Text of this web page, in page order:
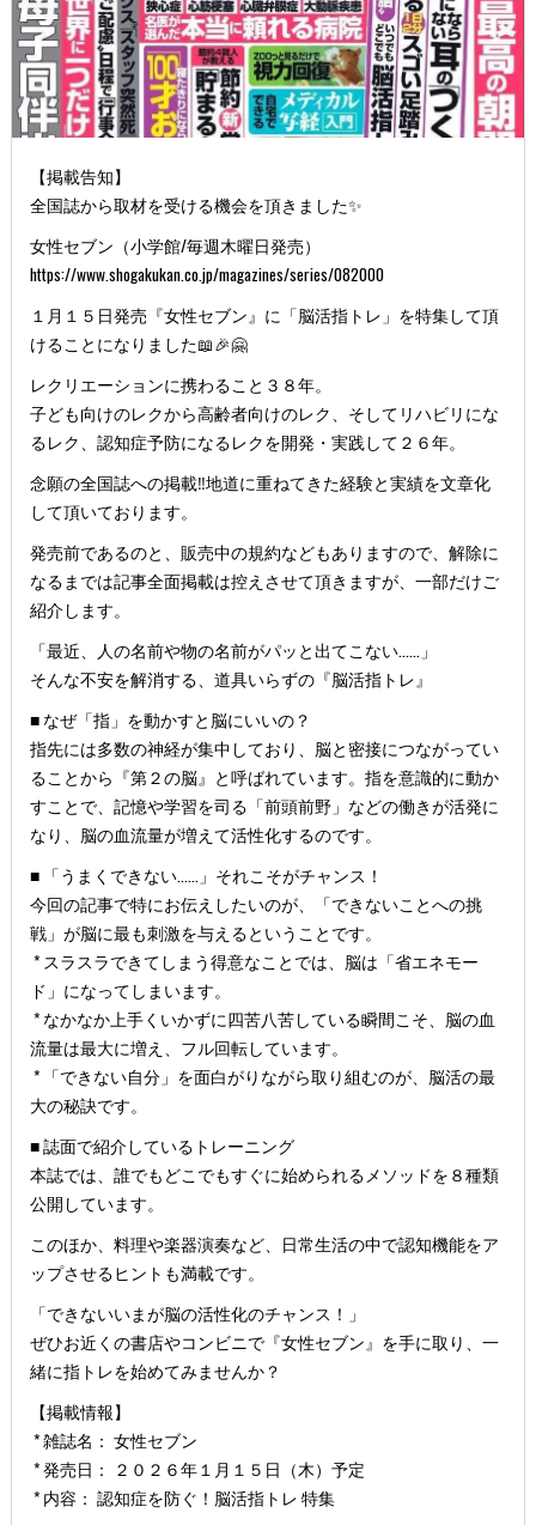
【掲載告知】
全国誌から取材を受ける機会を頂きました✨
女性セブン（小学館/毎週木曜日発売）
https://www.shogakukan.co.jp/magazines/series/082000
１月１５日発売『女性セブン』に「脳活指トレ」を特集して頂
けることになりました📖🎉🤗
レクリエーションに携わること３８年。
子ども向けのレクから高齢者向けのレク、そしてリハビリにな
るレク、認知症予防になるレクを開発・実践して２６年。
念願の全国誌への掲載‼️地道に重ねてきた経験と実績を文章化
して頂いております。
発売前であるのと、販売中の規約などもありますので、解除に
なるまでは記事全面掲載は控えさせて頂きますが、一部だけご
紹介します。
「最近、人の名前や物の名前がパッと出てこない……」
そんな不安を解消する、道具いらずの『脳活指トレ』
■ なぜ「指」を動かすと脳にいいの？
指先には多数の神経が集中しており、脳と密接につながってい
ることから『第２の脳』と呼ばれています。指を意識的に動か
すことで、記憶や学習を司る「前頭前野」などの働きが活発に
なり、脳の血流量が増えて活性化するのです。
■ 「うまくできない……」それこそがチャンス！
今回の記事で特にお伝えしたいのが、「できないことへの挑
戦」が脳に最も刺激を与えるということです。
* スラスラできてしまう得意なことでは、脳は「省エネモー
ド」になってしまいます。
* なかなか上手くいかずに四苦八苦している瞬間こそ、脳の血
流量は最大に増え、フル回転しています。
* 「できない自分」を面白がりながら取り組むのが、脳活の最
大の秘訣です。
■ 誌面で紹介しているトレーニング
本誌では、誰でもどこでもすぐに始められるメソッドを８種類
公開しています。
このほか、料理や楽器演奏など、日常生活の中で認知機能をア
ップさせるヒントも満載です。
「できないいまが脳の活性化のチャンス！」
ぜひお近くの書店やコンビニで『女性セブン』を手に取り、一
緒に指トレを始めてみませんか？
【掲載情報】
* 雑誌名： 女性セブン
* 発売日： ２０２６年１月１５日（木）予定
* 内容： 認知症を防ぐ！脳活指トレ 特集